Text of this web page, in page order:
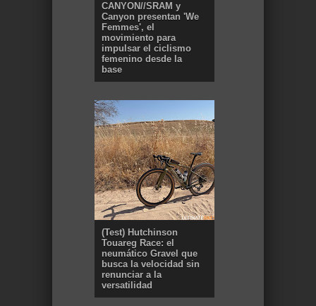
CANYON//SRAM y
Canyon presentan 'We
Femmes', el
movimiento para
impulsar el ciclismo
femenino desde la
base
(Test) Hutchinson
Touareg Race: el
neumático Gravel que
busca la velocidad sin
renunciar a la
versatilidad